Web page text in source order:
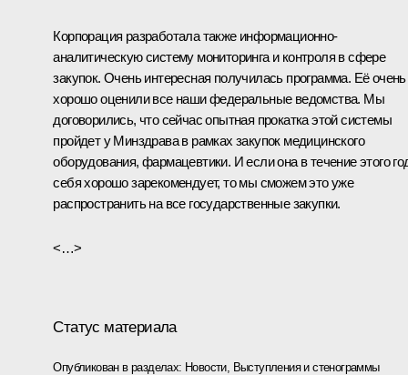
Корпорация разработала также информационно-
аналитическую систему мониторинга и контроля в сфере
закупок. Очень интересная получилась программа. Её очень
хорошо оценили все наши федеральные ведомства. Мы
договорились, что сейчас опытная прокатка этой системы
пройдет у Минздрава в рамках закупок медицинского
оборудования, фармацевтики. И если она в течение этого
себя хорошо зарекомендует, то мы сможем это уже
распространить на все государственные закупки.
<…>
Статус материала
Опубликован в разделах: Новости, Выступления и стенограммы